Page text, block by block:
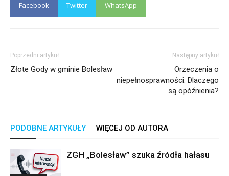
Facebook Twitter WhatsApp
Poprzedni artykuł
Złote Gody w gminie Bolesław
Następny artykuł
Orzeczenia o
niepełnosprawności. Dlaczego
są opóźnienia?
PODOBNE ARTYKUŁY WIĘCEJ OD AUTORA
ZGH „Bolesław” szuka źródła hałasu